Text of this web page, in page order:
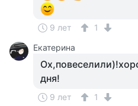
9 лет
1
Екатерина
дня!
9 лет
1